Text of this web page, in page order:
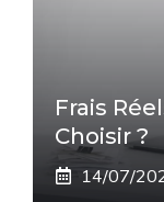
Frais
Choisir ?
14/07/